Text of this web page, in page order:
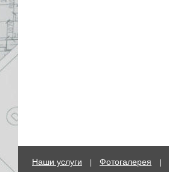
Наши услуги Фотогалерея